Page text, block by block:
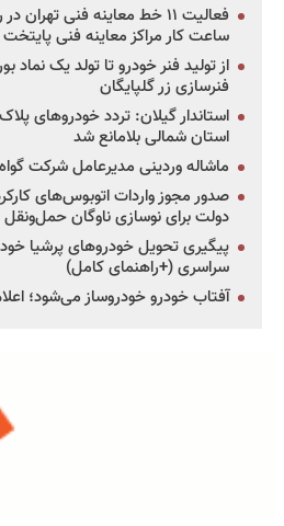
فعالیت ۱۱ خط معاینه فنی
ساعت کار مراکز معاینه فنی پایتخت
از تولید فنر خودرو تا تولد یک
فنرسازی زر گلپایگان
استان شمالی بلامانع شد
ماشاله وردینی مدیرعامل شرکت
دولت برای نوسازی ناوگان
پیگیری تحویل خودروهای پرشیا
سراسری (+راهنمای کامل)
آفتاب خودرو خودروساز می‌شود؛